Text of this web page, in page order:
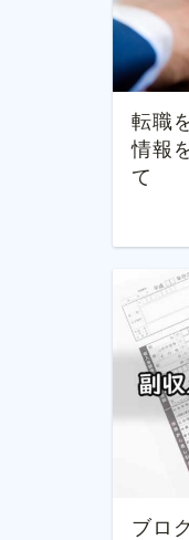
転職
情報
て
ブロ